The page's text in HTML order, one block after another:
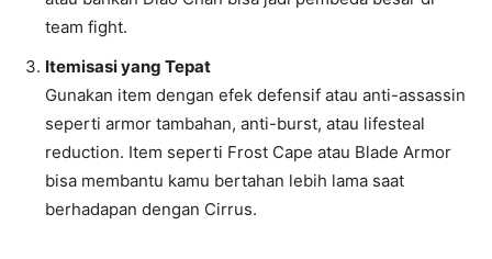
team fight.
Itemisasi yang Tepat
Gunakan item dengan efek defensif atau anti-assassin
seperti armor tambahan, anti-burst, atau lifesteal
reduction. Item seperti Frost Cape atau Blade Armor
bisa membantu kamu bertahan lebih lama saat
berhadapan dengan Cirrus.